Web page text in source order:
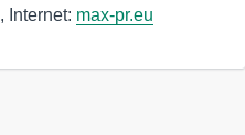
, Internet: max-pr.eu